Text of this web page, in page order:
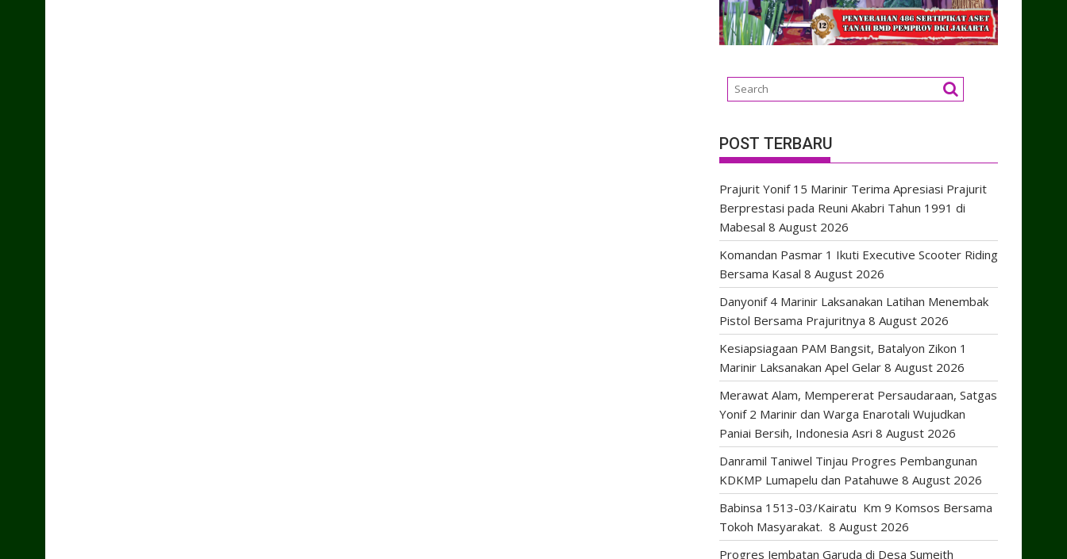
POST TERBARU
Prajurit Yonif 15 Marinir Terima Apresiasi Prajurit
Berprestasi pada Reuni Akabri Tahun 1991 di
Mabesal 8 August 2026
Komandan Pasmar 1 Ikuti Executive Scooter Riding
Bersama Kasal 8 August 2026
Danyonif 4 Marinir Laksanakan Latihan Menembak
Pistol Bersama Prajuritnya 8 August 2026
Kesiapsiagaan PAM Bangsit, Batalyon Zikon 1
Marinir Laksanakan Apel Gelar 8 August 2026
Merawat Alam, Mempererat Persaudaraan, Satgas
Yonif 2 Marinir dan Warga Enarotali Wujudkan
Paniai Bersih, Indonesia Asri 8 August 2026
Danramil Taniwel Tinjau Progres Pembangunan
KDKMP Lumapelu dan Patahuwe 8 August 2026
Babinsa 1513-03/Kairatu Km 9 Komsos Bersama
Tokoh Masyarakat. 8 August 2026
Progres Jembatan Garuda di Desa Sumeith